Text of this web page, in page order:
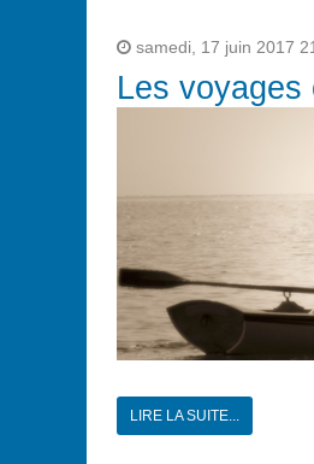
samedi, 17 juin 2017
Les voyages
LIRE LA SUITE...